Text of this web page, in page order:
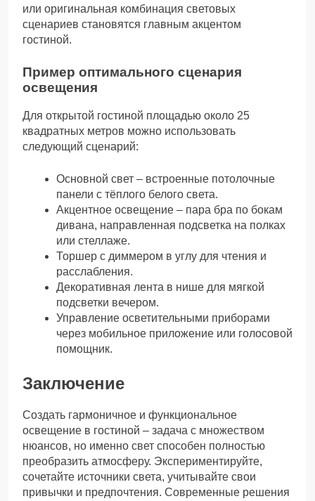
или оригинальная комбинация световых
сценариев становятся главным акцентом
гостиной.
Пример оптимального сценария
освещения
Для открытой гостиной площадью около 25
квадратных метров можно использовать
следующий сценарий:
Основной свет – встроенные потолочные
панели с тёплого белого света.
Акцентное освещение – пара бра по бокам
дивана, направленная подсветка на полках
или стеллаже.
Торшер с диммером в углу для чтения и
расслабления.
Декоративная лента в нише для мягкой
подсветки вечером.
Управление осветительными приборами
через мобильное приложение или голосовой
помощник.
Заключение
Создать гармоничное и функциональное
освещение в гостиной – задача с множеством
нюансов, но именно свет способен полностью
преобразить атмосферу. Экспериментируйте,
сочетайте источники света, учитывайте свои
привычки и предпочтения. Современные решения